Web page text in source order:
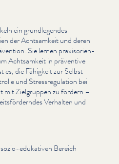
ein grundle­gen­des
der Achtsamkeit und deren
Sie lernen prax­isori­en­
Achtsamkeit in präventive
es, die Fähigkeit zur Selb­st­
und Stress­reg­u­la­tion bei
mit Zielgruppen zu fördern –
Verhalten und
edukativen Bereich